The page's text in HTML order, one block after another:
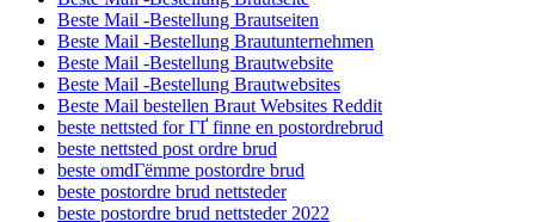
Beste Mail -Bestellung Brautseiten
Beste Mail -Bestellung Brautunternehmen
Beste Mail -Bestellung Brautwebsite
Beste Mail -Bestellung Brautwebsites
Beste Mail bestellen Braut Websites Reddit
beste nettsted for ГҐ finne en postordrebrud
beste nettsted post ordre brud
beste omdГёmme postordre brud
beste postordre brud nettsteder
beste postordre brud nettsteder 2022